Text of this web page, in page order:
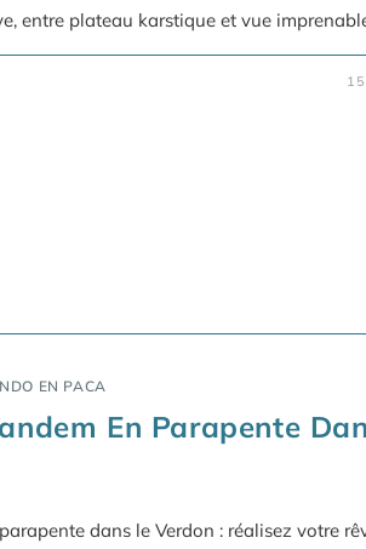
entre plateau karstique et vue
EN PACA
En Parapente
dans le Verdon : réalisez votre